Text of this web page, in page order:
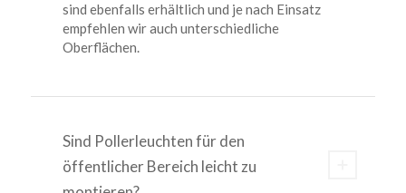
sind ebenfalls erhältlich und je nach Einsatz
empfehlen wir auch unterschiedliche
Oberflächen.
Sind Pollerleuchten für den
öffentlicher Bereich leicht zu